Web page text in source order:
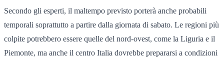
Secondo gli esperti, il maltempo previsto porterà anche probabili
temporali soprattutto a partire dalla giornata di sabato. Le regioni più
colpite potrebbero essere quelle del nord-ovest, come la Liguria e il
Piemonte, ma anche il centro Italia dovrebbe prepararsi a condizioni